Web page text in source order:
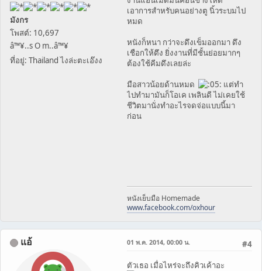
มังกร
โพสต์: 10,697
â™¥..s O m..â™¥
ที่อยู่: Thailand ไงล่ะตะเอ๊งง
เอาการสำหรับคนอย่างตู นิ้วระบมไป
หมด
หนังก็หนา กว่าจะดึงเข็มออกมา ดึง
เชือกให้ตึง ยิ่งงานที่มีชั้นย่อยมากๆ
ต้องใช้คีมดึงเลยล่ะ
มือสาวน้อยด้านหมด
แต่ทำ
ไปทำมามันก็โอเค เพลินดี ไม่เคยใช้
ชีวิตมานั่งทำอะไรจดจ่อแบบนี้มา
ก่อน
หนังเย็บมือ Homemade
www.facebook.com/oxhour
แอ้ #4
01 พ.ค. 2014, 00:00 น.
ตัวเธอ เมื่อไหร่จะถึงคิวเค้าอะ